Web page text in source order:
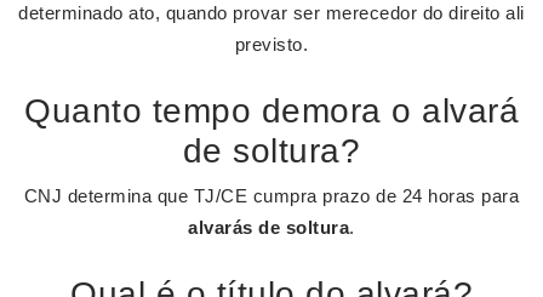
determinado ato, quando provar ser merecedor do direito ali
previsto.
Quanto tempo demora o alvará
de soltura?
CNJ determina que TJ/CE cumpra prazo de 24 horas para
alvarás de soltura.